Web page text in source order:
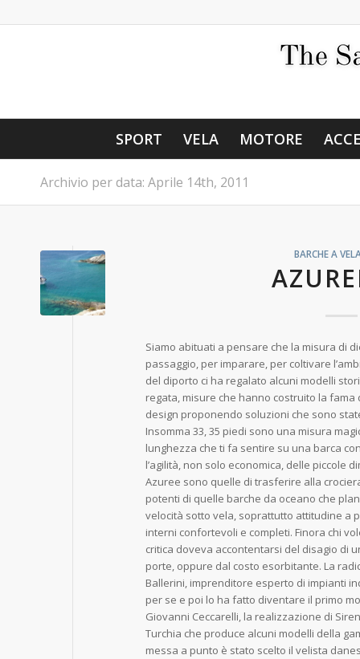
SPORT VELA MOTORE
Archivio per data: Aprile 14th, 2011
BARCHE A
Siamo abituati a pensare che la misura di
passaggio, per imparare, per coltivare
del diporto ci ha regalato alcuni modelli
regata, misure che hanno costruito la
design proponendo soluzioni che sono
Insomma 33, 35 piedi sono una misura
lunghezza che ti fa sentire su una barca
l’agilità, non solo economica, delle piccole
Azuree sono quelle di trasferire alla
potenti di quelle barche da oceano che
velocità sotto vela, soprattutto attitudine a
interni confortevoli e completi. Finora chi
critica doveva accontentarsi del disagio di
porte, oppure dal costo esorbitante. La
Ballerini, imprenditore esperto di impianti
per se e poi lo ha fatto diventare il primo
Giovanni Ceccarelli, la realizzazione di
Turchia che produce alcuni modelli della
messa a punto è stato scelto il velista